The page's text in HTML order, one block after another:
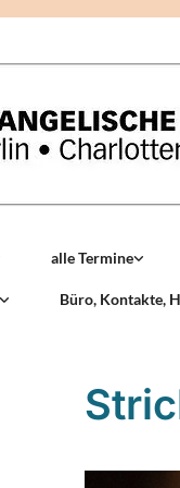
alle Termine
Büro, Kontakte,